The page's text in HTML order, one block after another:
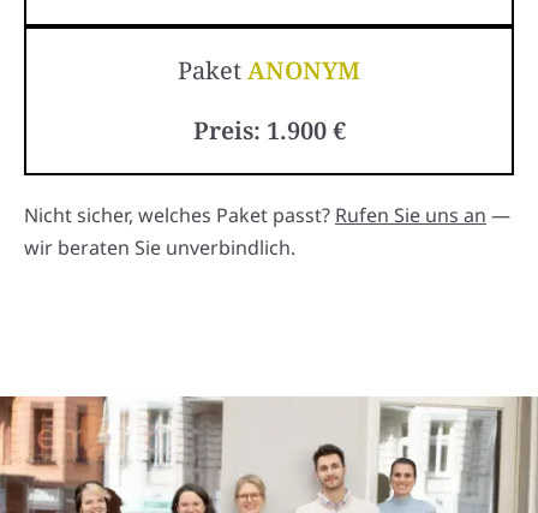
PaketANONYM
Preis: 1.900 €
Nicht sicher, welches Paket passt? Rufen Sie uns an —
wir beraten Sie unverbindlich.